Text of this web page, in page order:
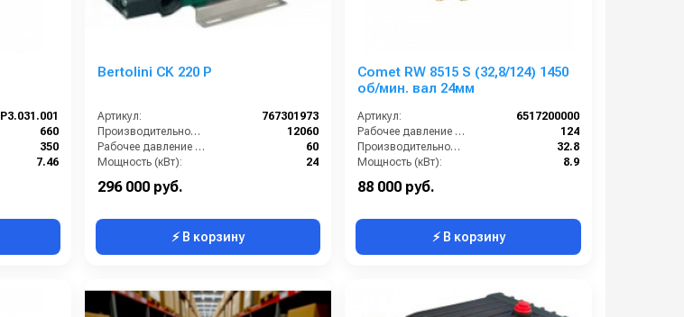
P3.031.001
660
350
7.46
Bertolini CK 220 Р
Артикул:
767301973
Производительность (л/ч):
12060
Рабочее давление (бар):
60
Мощность (кВт):
24
296 000 руб.
⚡ В корзину
Comet RW 8515 S (32,8/124) 1450
об/мин. вал 24мм
Артикул:
6517200000
Рабочее давление (бар):
124
Производительность (л/мин):
32.8
Мощность (кВт):
8.9
88 000 руб.
⚡ В корзину